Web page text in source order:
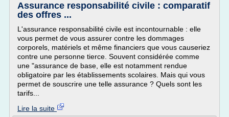
Assurance responsabilité civile : comparatif
des offres ...
L'assurance responsabilité civile est incontournable : elle
vous permet de vous assurer contre les dommages
corporels, matériels et même financiers que vous causeriez
contre une personne tierce. Souvent considérée comme
une "assurance de base, elle est notamment rendue
obligatoire par les établissements scolaires. Mais qui vous
permet de souscrire une telle assurance ? Quels sont les
tarifs...
Lire la suite